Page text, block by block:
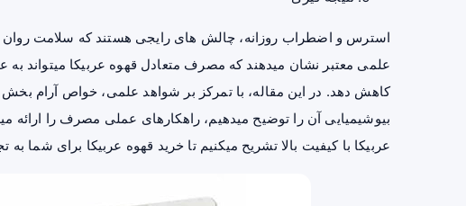
استرس و اضطراب روزانه، چالش‌ های رایجی هستند که سلامت روان
علمی معتبر نشان میدهند که مصرف متعادل قهوه عربیکا میتواند
کاهش دهد. در این مقاله، با تمرکز بر شواهد علمی، خواص آرام‌ بخش
بیوشیمیایی آن را توضیح میدهیم، راهکارهای عملی مصرف را ارائه
عربیکا با کیفیت بالا تشریح میکنیم تا خرید قهوه عربیکا برای شما به